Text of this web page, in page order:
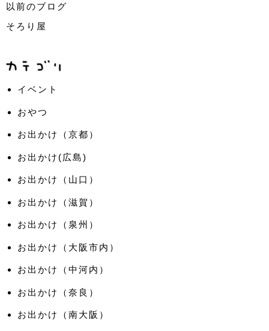
以前のブログ
そろり屋
イベント
おやつ
お出かけ（京都）
お出かけ(広島)
お出かけ（山口）
お出かけ（滋賀）
お出かけ（泉州）
お出かけ（大阪市内）
お出かけ（中河内）
お出かけ（奈良）
お出かけ（南大阪）